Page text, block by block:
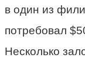
в один из
потребовал
Несколько